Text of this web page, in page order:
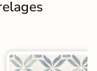
ancien